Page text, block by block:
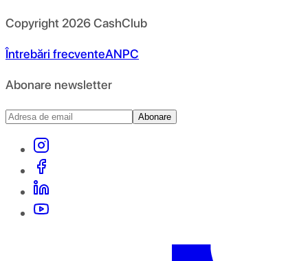
Copyright 2026CashClub
Întrebări frecventeANPC
Abonare newsletter
Abonare